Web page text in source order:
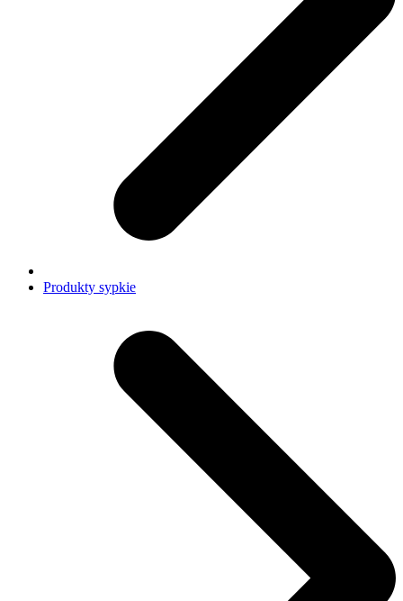
Produkty sypkie